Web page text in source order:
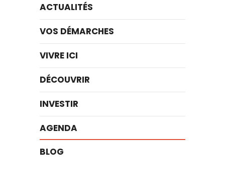
ACTUALITÉS
VOS DÉMARCHES
VIVRE ICI
DÉCOUVRIR
INVESTIR
AGENDA
BLOG